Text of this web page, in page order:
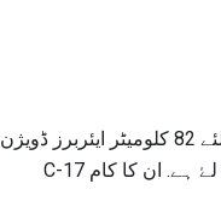
مشترکہ مشق کے دوران ہوائی ریڈ ہارس کے مقاصد میں ہوائی اڈے پر قبضے میں شرکت کرنے کے لئے 82 کلومیٹر ایئربرز ڈویژن
فارٹ برگ، این سی میں، اور پھر فوج انجینئرز کے ساتھ ساتھ ہوائی اڈے کو صاف اور مرمت کرنے کے لۓ ہے. ان کا کام C-17